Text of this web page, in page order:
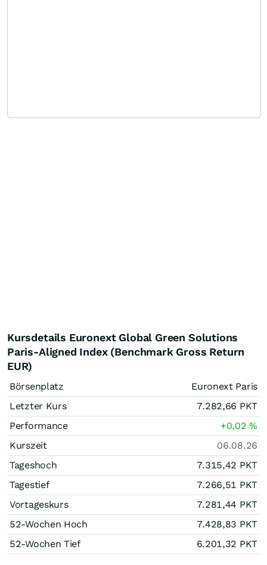
Kursdetails Euronext Global Green Solutions
Paris-Aligned Index (Benchmark Gross Return
EUR)
Börsenplatz
Euronext Paris
Letzter Kurs
7.282,66 PKT
Performance
+0,02%
Kurszeit
06.08.26
Tageshoch
7.315,42 PKT
Tagestief
7.266,51 PKT
Vortageskurs
7.281,44 PKT
52-Wochen Hoch
7.428,83 PKT
52-Wochen Tief
6.201,32 PKT